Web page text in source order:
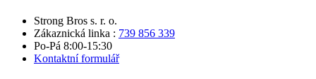
Strong Bros s. r. o.
Zákaznická linka : 739 856 339
Po-Pá 8:00-15:30
Kontaktní formulář